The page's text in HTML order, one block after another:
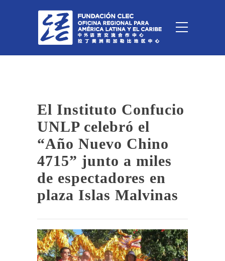
El Instituto Confucio
UNLP celebró el
“Año Nuevo Chino
4715” junto a miles
de espectadores en
plaza Islas Malvinas